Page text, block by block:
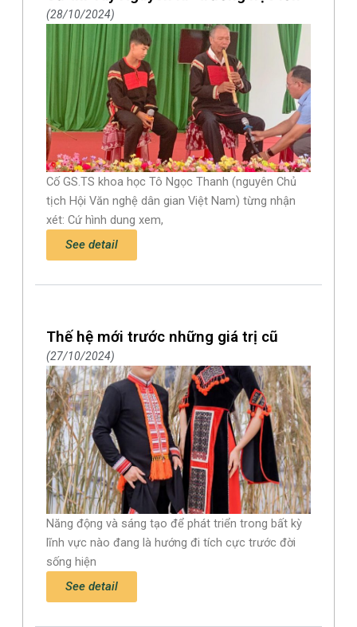
28/10/2024
Cố GS.TS khoa học Tô Ngọc Thanh (nguyên Chủ
tịch Hội Văn nghệ dân gian Việt Nam) từng nhận
xét: Cứ hình dung xem,
See detail
Thế hệ mới trước những giá trị cũ
27/10/2024
Năng động và sáng tạo để phát triển trong bất kỳ
lĩnh vực nào đang là hướng đi tích cực trước đời
sống hiện
See detail